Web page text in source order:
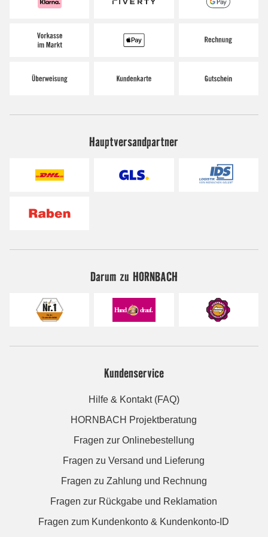
Hauptversandpartner
Darum zu HORNBACH
Kundenservice
Hilfe & Kontakt (FAQ)
HORNBACH Projektberatung
Fragen zur Onlinebestellung
Fragen zu Versand und Lieferung
Fragen zu Zahlung und Rechnung
Fragen zur Rückgabe und Reklamation
Fragen zum Kundenkonto & Kundenkonto-ID